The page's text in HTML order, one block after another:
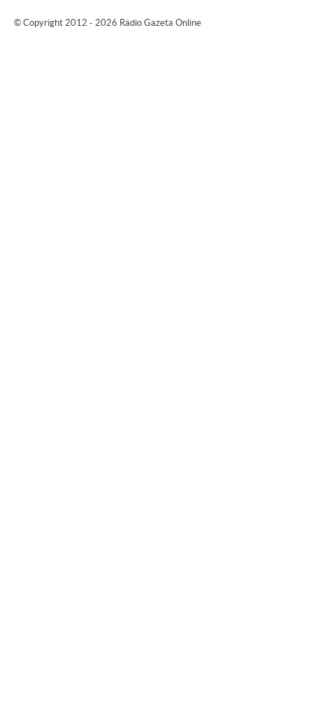
© Copyright 2012 - 2026 Rádio Gazeta Online